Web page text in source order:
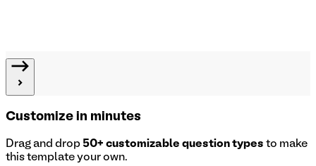
Customize in minutes
Drag and drop 50+ customizable question types to make
this template your own.